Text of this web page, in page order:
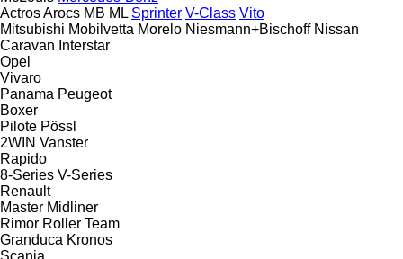
ActrosArocs MB ML Sprinter V-Class Vito
Mitsubishi Mobilvetta Morelo Niesmann+Bischoff Nissan
Caravan Interstar
Opel
Vivaro
Panama Peugeot
Boxer
Pilote Pössl
2WIN Vanster
Rapido
8-Series V-Series
Renault
Master Midliner
Rimor Roller Team
Granduca Kronos
Scania